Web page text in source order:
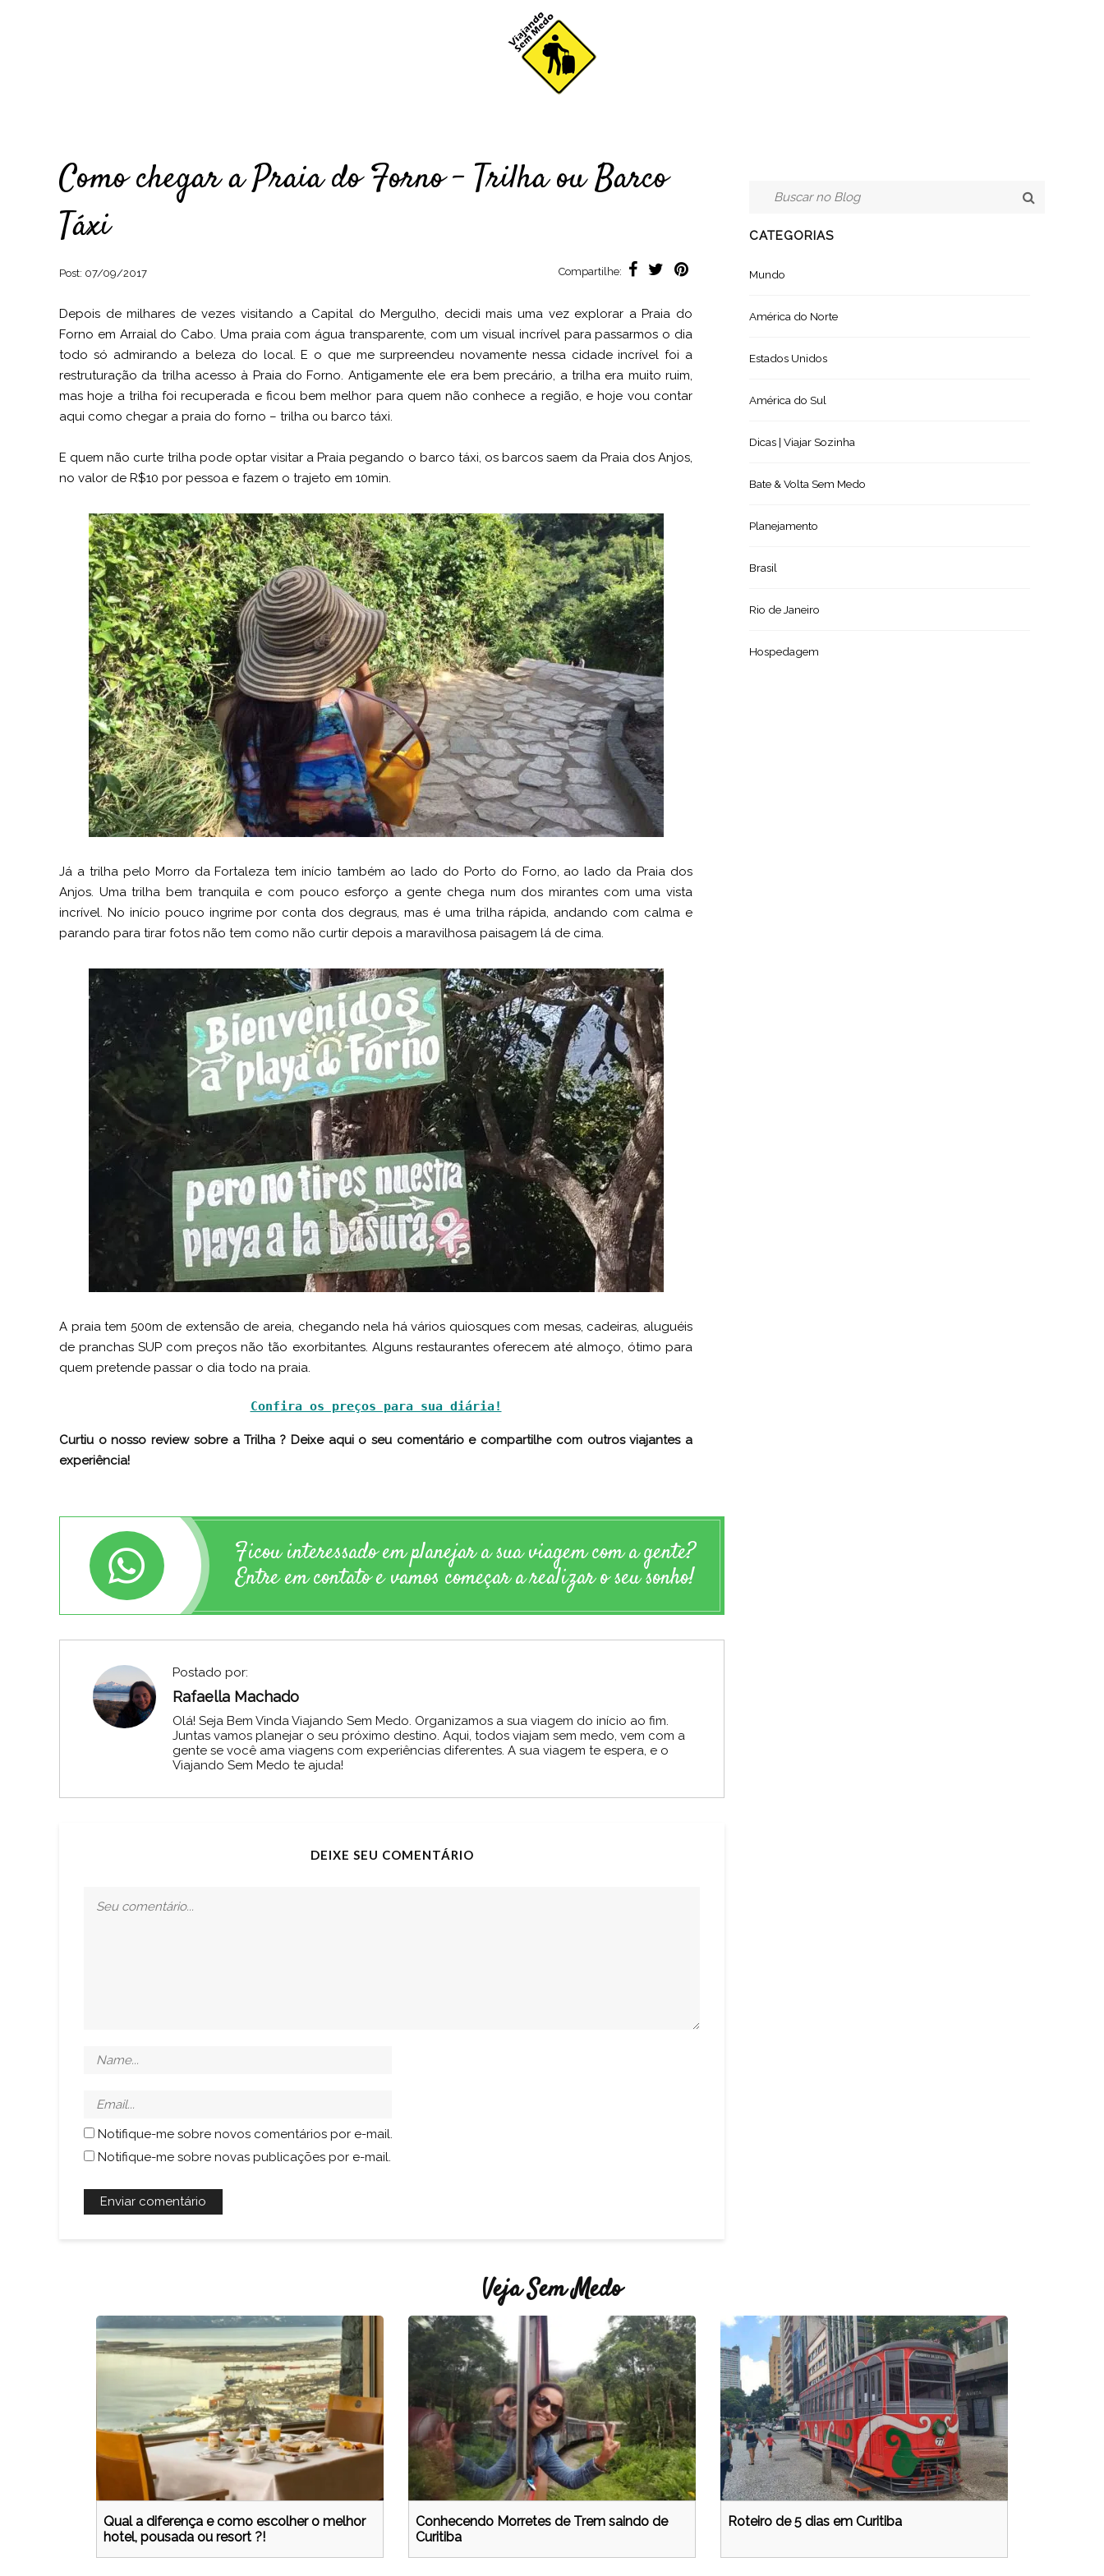
Como chegar a Praia do Forno – Trilha ou Barco
Táxi
Post: 07/09/2017 Compartilhe:
Depois de milhares de vezes visitando a Capital do Mergulho, decidi mais uma vez explorar a Praia do
Forno em Arraial do Cabo. Uma praia com água transparente, com um visual incrível para passarmos o dia
todo só admirando a beleza do local. E o que me surpreendeu novamente nessa cidade incrível foi a
restruturação da trilha acesso à Praia do Forno. Antigamente ele era bem precário, a trilha era muito ruim,
mas hoje a trilha foi recuperada e ficou bem melhor para quem não conhece a região, e hoje vou contar
aqui como chegar a praia do forno – trilha ou barco táxi.
E quem não curte trilha pode optar visitar a Praia pegando o barco táxi, os barcos saem da Praia dos Anjos,
no valor de R$10 por pessoa e fazem o trajeto em 10min.
Já a trilha pelo Morro da Fortaleza tem início também ao lado do Porto do Forno, ao lado da Praia dos
Anjos. Uma trilha bem tranquila e com pouco esforço a gente chega num dos mirantes com uma vista
incrível. No início pouco ingrime por conta dos degraus, mas é uma trilha rápida, andando com calma e
parando para tirar fotos não tem como não curtir depois a maravilhosa paisagem lá de cima.
A praia tem 500m de extensão de areia, chegando nela há vários quiosques com mesas, cadeiras, aluguéis
de pranchas SUP com preços não tão exorbitantes. Alguns restaurantes oferecem até almoço, ótimo para
quem pretende passar o dia todo na praia.
Confira os preços para sua diária!
Curtiu o nosso review sobre a Trilha ? Deixe aqui o seu comentário e compartilhe com outros viajantes a
experiência!
CATEGORIAS
Mundo
América do Norte
Estados Unidos
América do Sul
Dicas | Viajar Sozinha
Bate & Volta Sem Medo
Planejamento
Brasil
Rio de Janeiro
Hospedagem
Ficou interessado em planejar a sua viagem com a gente?
Entre em contato e vamos começar a realizar o seu sonho!
Postado por:
Rafaella Machado
Olá! Seja Bem Vinda Viajando Sem Medo. Organizamos a sua viagem do início ao fim.
Juntas vamos planejar o seu próximo destino. Aqui, todos viajam sem medo, vem com a
gente se você ama viagens com experiências diferentes. A sua viagem te espera, e o
Viajando Sem Medo te ajuda!
DEIXE SEU COMENTÁRIO
Notifique-me sobre novos comentários por e-mail.
Notifique-me sobre novas publicações por e-mail.
Veja Sem Medo
Qual a diferença e como escolher o melhor
hotel, pousada ou resort ?!
Conhecendo Morretes de Trem saindo de
Curitiba
Roteiro de 5 dias em Curitiba